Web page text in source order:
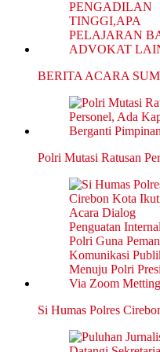
BERITA ACARA
Polri Mutasi Ratusan
Si Humas Polres